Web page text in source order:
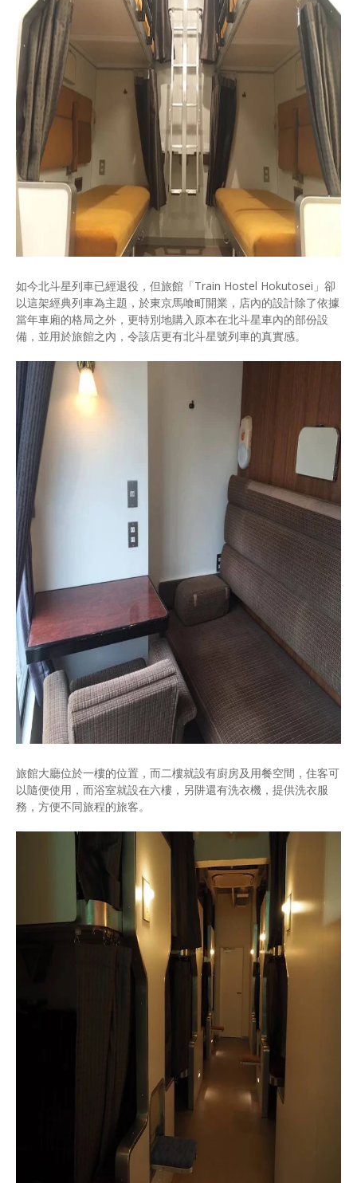
如今北斗星列車已經退役，但旅館「Train Hostel Hokutosei」卻
以這架經典列車為主題，於東京馬喰町開業，店內的設計除了依據
當年車廂的格局之外，更特別地購入原本在北斗星車內的部份設
備，並用於旅館之內，令該店更有北斗星號列車的真實感。
旅館大廳位於一樓的位置，而二樓就設有廚房及用餐空間，住客可
以隨便使用，而浴室就設在六樓，另阱還有洗衣機，提供洗衣服
務，方便不同旅程的旅客。